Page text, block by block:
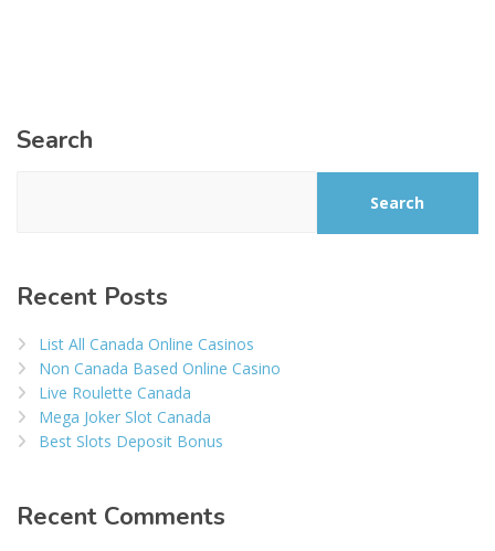
Search
Search
Recent Posts
List All Canada Online Casinos
Non Canada Based Online Casino
Live Roulette Canada
Mega Joker Slot Canada
Best Slots Deposit Bonus
Recent Comments